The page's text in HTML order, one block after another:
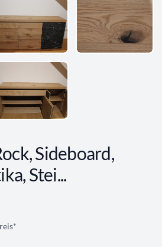
Sideboard,
Stei...